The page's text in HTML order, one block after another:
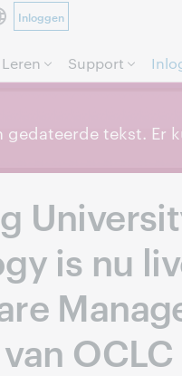
Inloggen
Leren Support
gedateerde tekst. Er
is nu
OCLC